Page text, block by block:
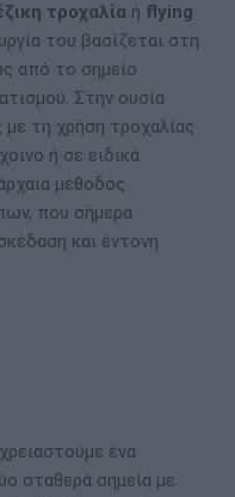
τροχαλία ή flying
του βασίζεται στη
από το σημείο
Στην ουσία
με τη χρήση τροχαλίας
ή σε ειδικά
μέθοδος
που σήμερα
και έντονη
ένα
σταθερά σημεία με